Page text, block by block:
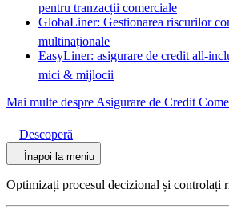
pentru tranzacții comerciale
GlobaLiner: Gestionarea riscurilor
multinaționale
EasyLiner: asigurare de credit all-
mici & mijlocii
Mai multe despre Asigurare de Credit
Descoperă
Înapoi la meniu
Optimizați procesul decizional și controlați